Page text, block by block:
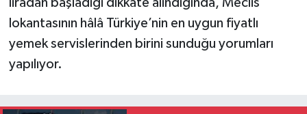
lokantasının hâlâ Türkiye’nin en uygun fiyatlı
yemek servislerinden birini sunduğu yorumları
yapılıyor.